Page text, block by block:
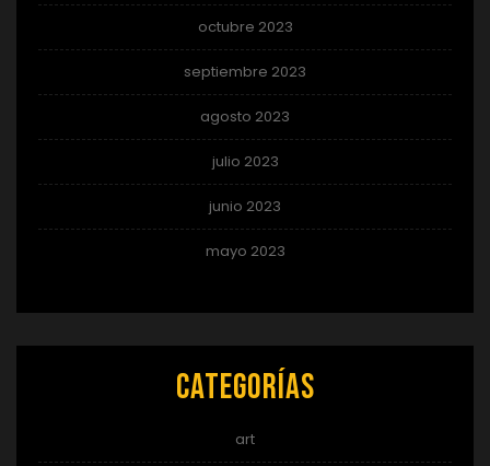
octubre 2023
septiembre 2023
agosto 2023
julio 2023
junio 2023
mayo 2023
Categorías
art